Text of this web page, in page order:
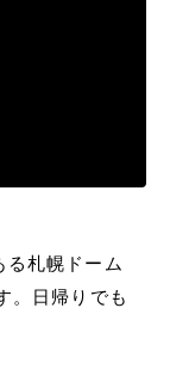
る札幌ドーム
日帰りでも